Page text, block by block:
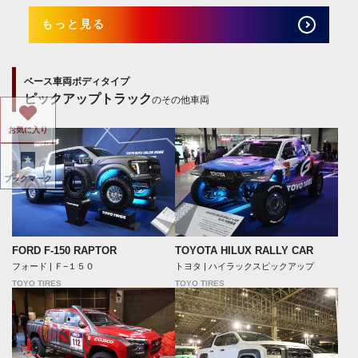
もっと見る
ベース車両ボディタイプ
ピックアップトラックのその他車両
FORD F-150 RAPTOR
フォード | Ｆ−１５０
TOYO TIRES
TOYOTA HILUX RALLY CAR
トヨタ | ハイラックスピックアップ
TOYO TIRES
お気に入り
ブックマーク